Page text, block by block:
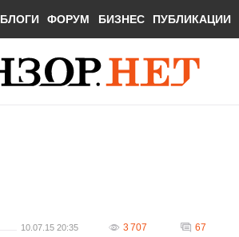
БЛОГИ ФОРУМ БИЗНЕС ПУБЛИКАЦИИ
10.07.15 20:35 3 707 67